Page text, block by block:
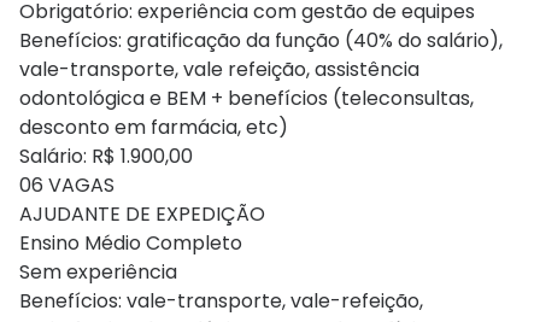
Obrigatório: experiência com gestão de equipes
Benefícios: gratificação da função (40% do salário),
vale-transporte, vale refeição, assistência
odontológica e BEM + benefícios (teleconsultas,
desconto em farmácia, etc)
Salário: R$ 1.900,00
06 VAGAS
AJUDANTE DE EXPEDIÇÃO
Ensino Médio Completo
Sem experiência
Benefícios: vale-transporte, vale-refeição,